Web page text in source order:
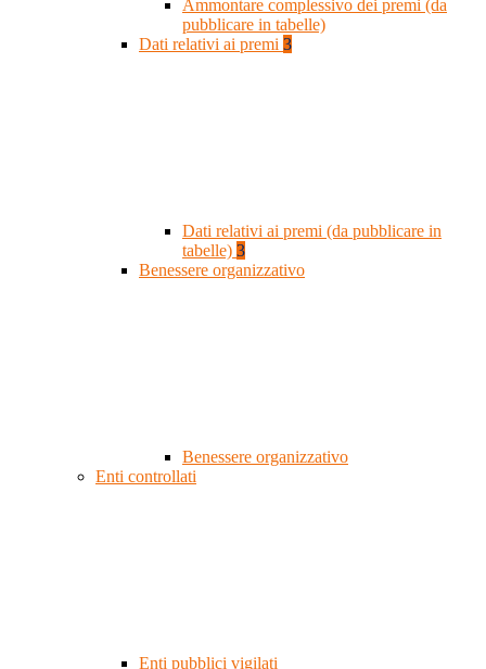
Ammontare complessivo dei premi (da
pubblicare in tabelle)
Dati relativi ai premi 3
Dati relativi ai premi (da pubblicare in
tabelle) 3
Benessere organizzativo
Benessere organizzativo
Enti controllati
Enti pubblici vigilati